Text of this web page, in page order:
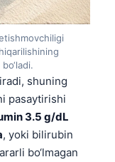
shuning
pasaytirishi
3.5 g/dL
, yoki bilirubin
bo‘lmagan